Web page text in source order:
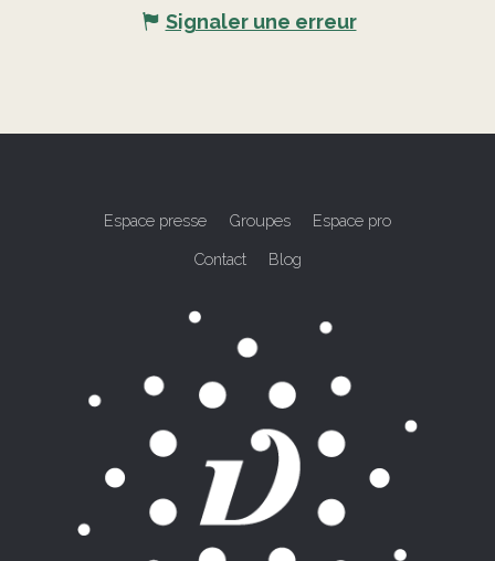
Signaler une erreur
Espace presse Groupes Espace pro
Contact Blog